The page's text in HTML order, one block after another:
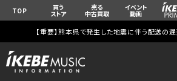
TOP 買う
ストア
売る
中古買取
イベント
動画
【重要】熊本県で発生した地震に伴う配送の